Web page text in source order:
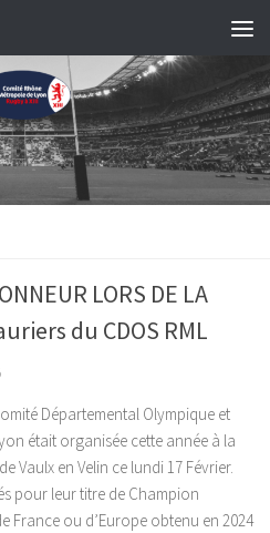
LORS DE LA
du CDOS RML
Départemental Olympique et
était organisée cette année à la
Vaulx en Velin ce lundi 17 Février.
pour leur titre de Champion
France ou d’Europe obtenu en 2024